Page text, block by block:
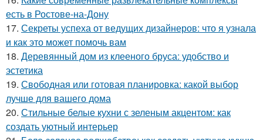
есть в Ростове-на-Дону
17. Секреты успеха от ведущих дизайнеров: что я узнала
и как это может помочь вам
18. Деревянный дом из клееного бруса: удобство и
эстетика
19. Свободная или готовая планировка: какой выбор
лучше для вашего дома
20. Стильные белые кухни с зеленым акцентом: как
создать уютный интерьер